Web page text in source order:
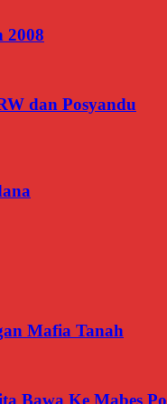
2008
dan Posyandu
Mafia Tanah
Bawa Ke Mabes